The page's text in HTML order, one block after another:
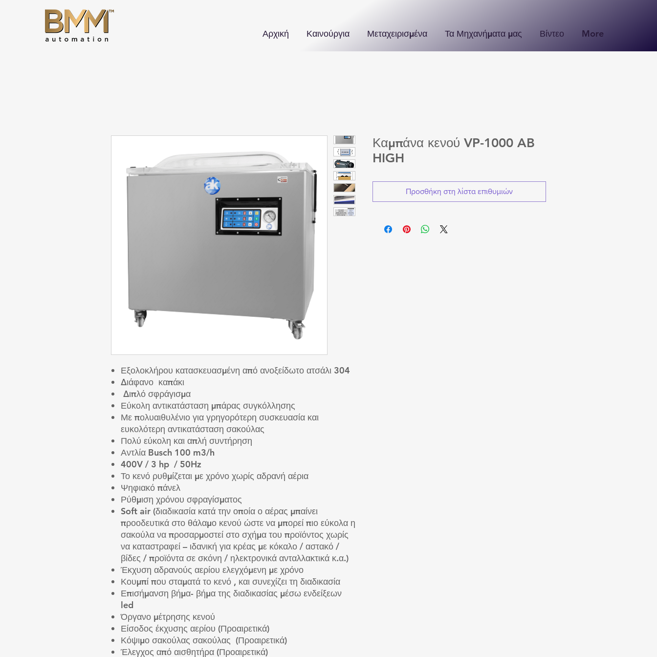
Αρχική Καινούργια Μεταχειρισμένα Τα Μηχανήματα μας Βίντεο More
Εξολοκλήρου κατασκευασμένη από ανοξείδωτο ατσάλι 304
Διάφανο καπάκι
Διπλό σφράγισμα
Εύκολη αντικατάσταση μπάρας συγκόλλησης
Με πολυαιθυλένιο για γρηγορότερη συσκευασία και
ευκολότερη αντικατάσταση σακούλας
Πολύ εύκολη και απλή συντήρηση
Αντλία Busch 100 m3/h
400V / 3 hp / 50Hz
Το κενό ρυθμίζεται με χρόνο χωρίς αδρανή αέρια
Ψηφιακό πάνελ
Ρύθμιση χρόνου σφραγίσματος
Soft air (διαδικασία κατά την οποία ο αέρας μπαίνει
προοδευτικά στο θάλαμο κενού ώστε να μπορεί πιο εύκολα η
σακούλα να προσαρμοστεί στο σχήμα του προϊόντος χωρίς
να καταστραφεί – ιδανική για κρέας με κόκαλο / αστακό /
βίδες / προϊόντα σε σκόνη / ηλεκτρονικά ανταλλακτικά κ.α.)
Έκχυση αδρανούς αερίου ελεγχόμενη με χρόνο
Κουμπί που σταματά το κενό , και συνεχίζει τη διαδικασία
Επισήμανση βήμα- βήμα της διαδικασίας μέσω ενδείξεων
led
Όργανο μέτρησης κενού
Είσοδος έκχυσης αερίου (Προαιρετικά)
Κόψιμο σακούλας σακούλας (Προαιρετικά)
Έλεγχος από αισθητήρα (Προαιρετικά)
Καμπάνα κενού VP-1000 AB
HIGH
Προσθήκη στη λίστα επιθυμιών